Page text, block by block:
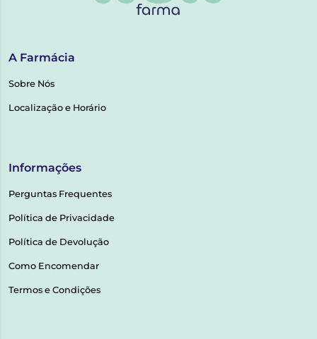
A Farmácia
Sobre Nós
Localização e Horário
Informações
Perguntas Frequentes
Política de Privacidade
Política de Devolução
Como Encomendar
Termos e Condições